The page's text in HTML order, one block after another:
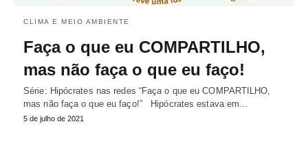
CLIMA E MEIO AMBIENTE
Faça o que eu COMPARTILHO,
mas não faça o que eu faço!
Série: Hipócrates nas redes “Faça o que eu COMPARTILHO,
mas não faça o que eu faço!” Hipócrates estava em…
5 de julho de 2021